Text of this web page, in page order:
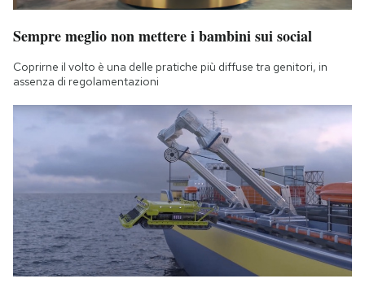
Sempre meglio non mettere i bambini sui social
Coprirne il volto è una delle pratiche più diffuse tra genitori, in
assenza di regolamentazioni